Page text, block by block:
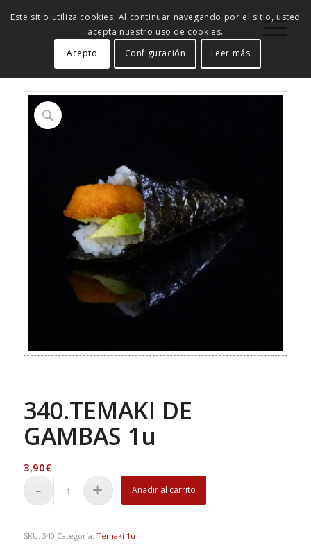
340.TEMAKI DE
GAMBAS 1u
3,90€
Añadir al carrito
SKU: 340 Categoría: Temaki 1u
Este sitio utiliza cookies. Al continuar navegando por el sitio, usted
acepta nuestro uso de cookies.
Acepto
Configuración Leer más